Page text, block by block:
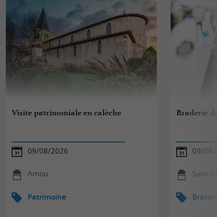
Visite patrimoniale en calèche
09/08/2026
Amou
Patrimoine
Braderie
09/08/
Saint-